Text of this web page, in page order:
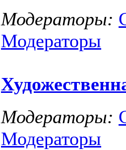
Модераторы:
Модераторы
Модераторы:
Модераторы